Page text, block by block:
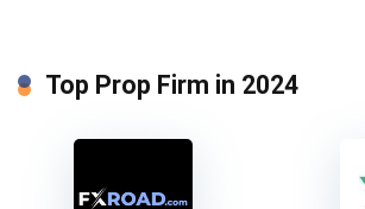
Top Prop Firm in 2024